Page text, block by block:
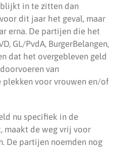
in te zitten dan
dit jaar het geval, maar
erna. De partijen die het
GL/PvdA, BurgerBelangen,
dat het overgebleven geld
van
voor vrouwen en/of
nu specifiek in de
maakt de weg vrij voor
De partijen noemden nog